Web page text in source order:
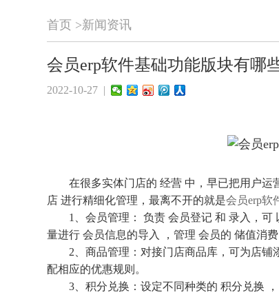
首页 >新闻资讯
会员erp软件基础功能版块有哪
2022-10-27 |
在很多实体门店的 经营 中，早已把用户运
店 进行精细化管理，最离不开的就是会员erp软
1、会员管理： 负责 会员登记 和 录入，可
量进行 会员信息的导入 ，管理 会员的 储值消费
2、商品管理：对接门店商品库，可为店铺
配相应的优惠规则。
3、积分兑换：设定不同种类的 积分兑换 ，